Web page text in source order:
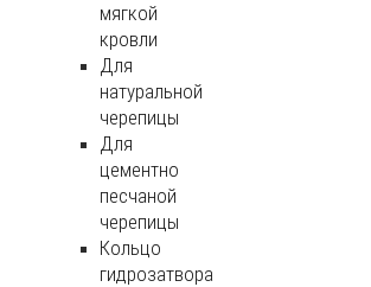
мягкой
кровли
Для
натуральной
черепицы
Для
цементно
песчаной
черепицы
Кольцо
гидрозатвора